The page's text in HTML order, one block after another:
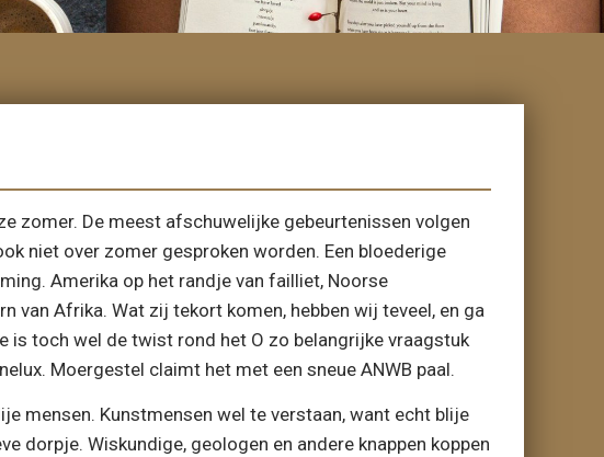
zomer. De meest afschuwelijke gebeurtenissen volgen
niet over zomer gesproken worden. Een bloederige
Amerika op het randje van failliet, Noorse
van Afrika. Wat zij tekort komen, hebben wij teveel, en ga
is toch wel de twist rond het O zo belangrijke vraagstuk
Moergestel claimt het met een sneue ANWB paal.
mensen. Kunstmensen wel te verstaan, want echt blije
dorpje. Wiskundige, geologen en andere knappen koppen